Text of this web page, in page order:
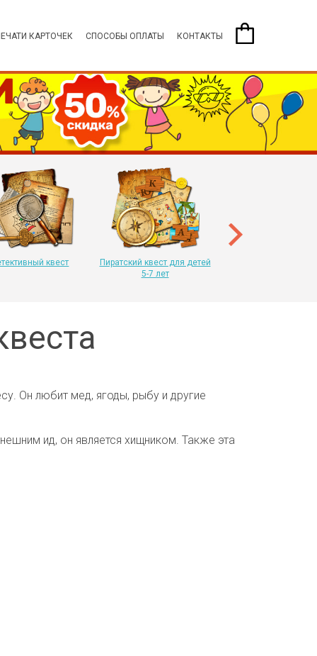
КАРТОЧЕК СПОСОБЫ ОПЛАТЫ КОНТАКТЫ
квест
Пиратский квест для детей
5-7 лет
Он любит мед, ягоды, рыбу и другие
ид, он является хищником. Также эта